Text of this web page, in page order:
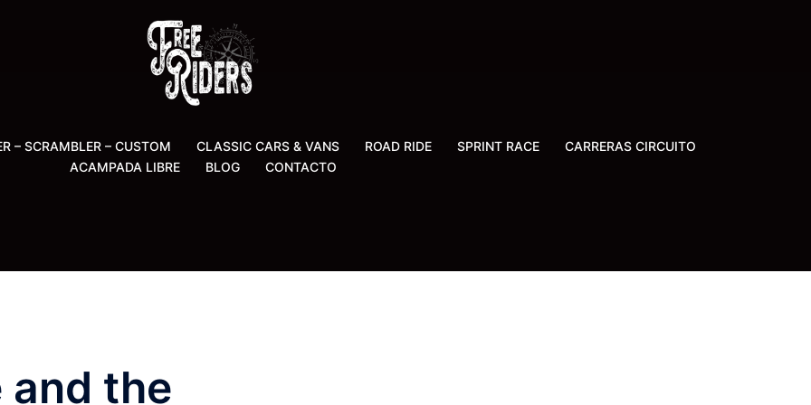
– SCRAMBLER – CUSTOM CLASSIC CARS & VANS ROAD RIDE SPRINT RACE
CARRERAS CIRCUITO
ACAMPADA LIBRE
BLOG CONTACTO
and the